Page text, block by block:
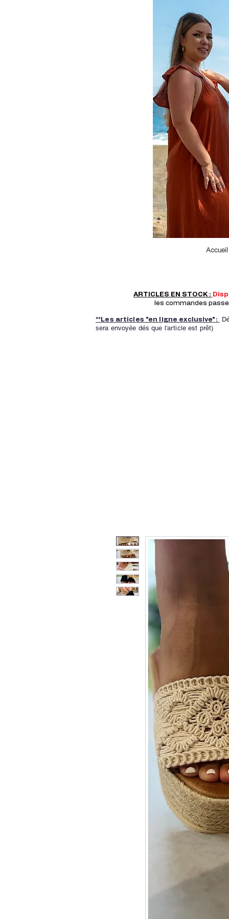
Accueil
ARTICLES EN STOCK :
les commandes
**Les articles "en ligne exclusive":
sera envoyée dés que l'article est prêt)